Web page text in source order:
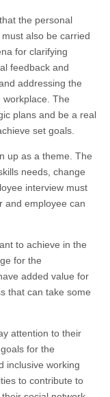
the personal
also be carried
for clarifying
feedback and
addressing the
The
plans and be a real
set goals.
up as a theme. The
needs, change
interview must
and employee can
to achieve in the
for the
added value for
that can take some
attention to their
for the
inclusive working
to contribute to